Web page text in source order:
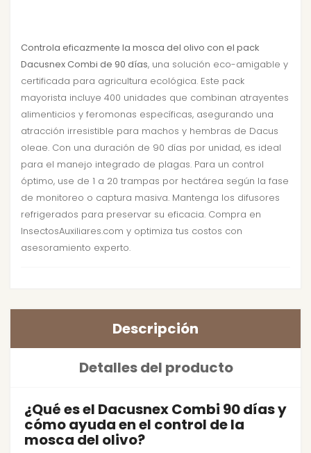
Controla eficazmente la mosca del olivo con el pack
Dacusnex Combi de 90 días, una solución eco-amigable y
certificada para agricultura ecológica. Este pack
mayorista incluye 400 unidades que combinan atrayentes
alimenticios y feromonas específicas, asegurando una
atracción irresistible para machos y hembras de Dacus
oleae. Con una duración de 90 días por unidad, es ideal
para el manejo integrado de plagas. Para un control
óptimo, use de 1 a 20 trampas por hectárea según la fase
de monitoreo o captura masiva. Mantenga los difusores
refrigerados para preservar su eficacia. Compra en
InsectosAuxiliares.com y optimiza tus costos con
asesoramiento experto.
Descripción
Detalles del producto
¿Qué es el Dacusnex Combi 90 días y
cómo ayuda en el control de la
mosca del olivo?